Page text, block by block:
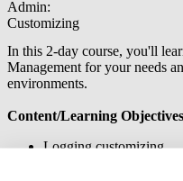
Admin:
Customizing
In this 2-day course, you'll
Management for your needs
environments.
Content/Learning
Logging customizing
Creating new object